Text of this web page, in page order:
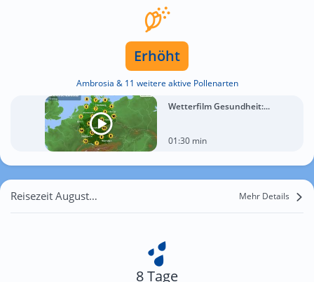
Erhöht
Ambrosia & 11 weitere aktive Pollenarten
Wetterfilm Gesundheit:...
01:30 min
Reisezeit August für Calberlah Mehr Details
8 Tage